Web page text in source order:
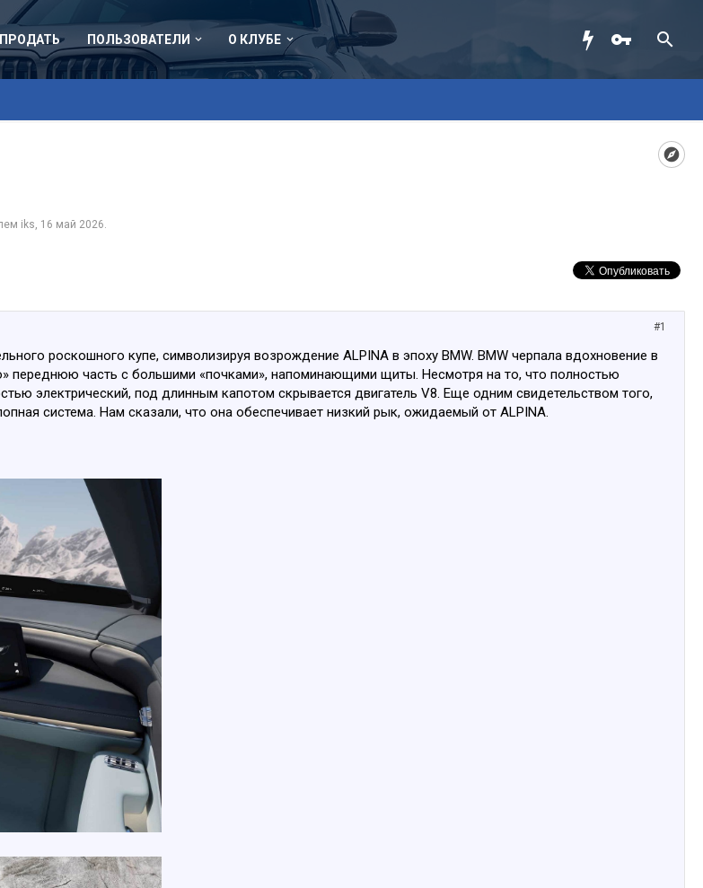
ПОЛЬЗОВАТЕЛИ О КЛУБЕ
iks, 16 май 2026.
#1
роскошного купе, символизируя возрождение ALPINA в эпоху BMW. BMW черпала вдохновение в
переднюю часть с большими «почками», напоминающими щиты. Несмотря на то, что полностью
электрический, под длинным капотом скрывается двигатель V8. Еще одним свидетельством того,
система. Нам сказали, что она обеспечивает низкий рык, ожидаемый от ALPINA.